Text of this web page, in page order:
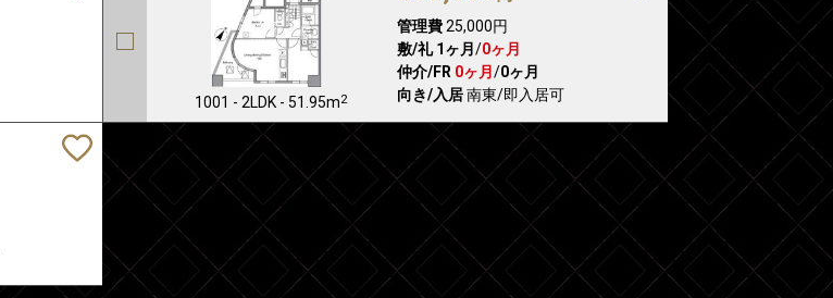
1001 - 2LDK - 51.95m2
管理費25,000円
敷/礼 1ヶ月 /0ヶ月
仲介/FR 0ヶ月 /0ヶ月
向き/入居南東/即入居可